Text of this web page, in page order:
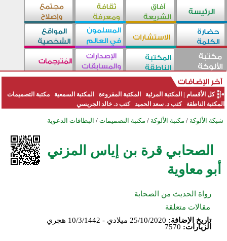
كل الأقسام المكتبة المرئية المكتبة المقروءة المكتبة السمعية
مكتبة التصميمات
المكتبة الناطقة
كتب د. سعد الحميد كتب د. خالد الجريسي
شبكة الألوكة / مكتبة الألوكة / مكتبة التصميمات / البطاقات الدعوية
الصحابي قرة بن إياس المزني
أبو معاوية
رواة الحديث من الصحابة
مقالات متعلقة
تاريخ الإضافة: 25/10/2020 ميلادي - 10/3/1442 هجري
الزيارات: 7570